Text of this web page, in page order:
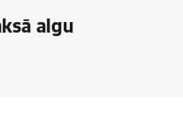
algu